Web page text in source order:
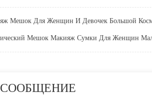
Мешок Для Женщин И Девочек Большой
Мешок Макияж Сумки Для Женщин